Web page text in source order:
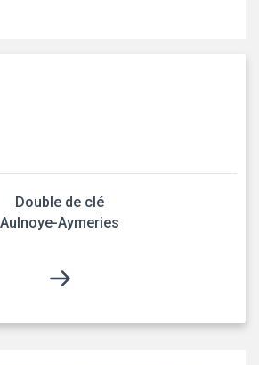
Double de clé
Aulnoye-Aymeries